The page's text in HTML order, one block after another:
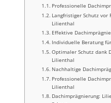
Professionelle
Langfristiger Schutz
Lilienthal
Effektive
Individuelle Beratung
Optimaler Schutz dank
Lilienthal
Nachhaltige
Professionelle
Lilienthal
Dachimprägnierung: